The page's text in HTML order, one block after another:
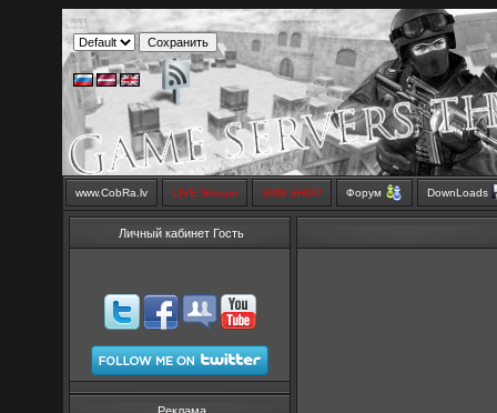
www.CobRa.lv LIVE Stream SMS SHOP Форум DownLoads
Личный кабинет Гость